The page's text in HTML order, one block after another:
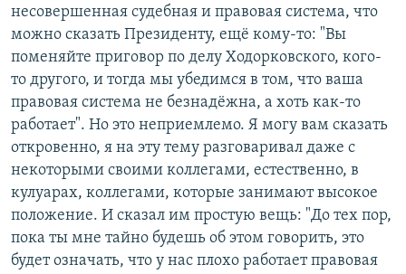
несовершенная судебная и правовая система, что
можно сказать Президенту, ещё кому-то: "Вы
поменяйте приговор по делу Ходорковского, кого-
то другого, и тогда мы убедимся в том, что ваша
правовая система не безнадёжна, а хоть как-то
работает". Но это неприемлемо. Я могу вам сказать
откровенно, я на эту тему разговаривал даже с
некоторыми своими коллегами, естественно, в
кулуарах, коллегами, которые занимают высокое
положение. И сказал им простую вещь: "До тех пор,
пока ты мне тайно будешь об этом говорить, это
будет означать, что у нас плохо работает правовая